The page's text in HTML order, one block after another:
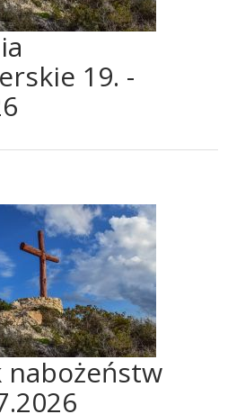
19. -
nabożeństw